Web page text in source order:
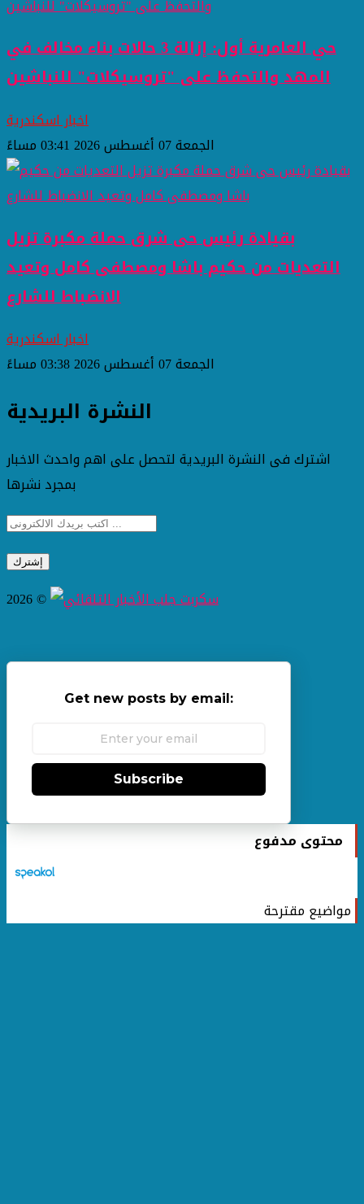
حي العامرية أول: إزالة 3 حالات بناء مخالف في
المهد والتحفظ على "تروسيكلات" للنباشين
اخبار اسكندرية
الجمعة 07 أغسطس 2026 03:41 مساءً
بقيادة رئيس حى شرق حملة مكبرة تزيل
التعديات من حكيم باشا ومصطفى كامل وتعيد
الانضباط للشارع
اخبار اسكندرية
الجمعة 07 أغسطس 2026 03:38 مساءً
النشرة البريدية
اشترك فى النشرة البريدية لتحصل على اهم واحدث الاخبار
بمجرد نشرها
2026 ©
Get new posts by email:
Subscribe
محتوى مدفوع
مواضيع مقترحة